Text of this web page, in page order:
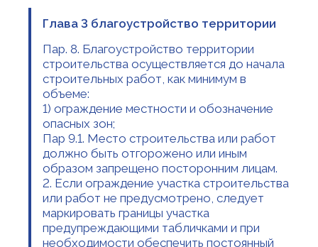
Глава 3 благоустройство территории
Пар. 8. Благоустройство территории
строительства осуществляется до начала
строительных работ, как минимум в
объеме:
1) ограждение местности и обозначение
опасных зон;
Пар 9.1. Место строительства или работ
должно быть отгорожено или иным
образом запрещено посторонним лицам.
2. Если ограждение участка строительства
или работ не предусмотрено, следует
маркировать границы участка
предупреждающими табличками и при
необходимости обеспечить постоянный